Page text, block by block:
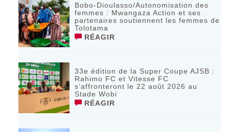
Bobo-Dioulasso/Autonomisation des
femmes : Mwangaza Action et ses
partenaires soutiennent les femmes de
Tolotama
RÉAGIR
33e édition de la Super Coupe AJSB :
Rahimo FC et Vitesse FC
s’affronteront le 22 août 2026 au
Stade Wobi
RÉAGIR